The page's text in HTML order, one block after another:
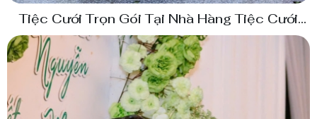
Tiệc Cưới Trọn Gói Tại Nhà Hàng Tiệc Cưới
Thuỳ Linh